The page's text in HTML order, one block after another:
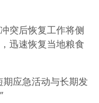
突后恢复工作将侧
迅速恢复当地粮食
期应急活动与长期发